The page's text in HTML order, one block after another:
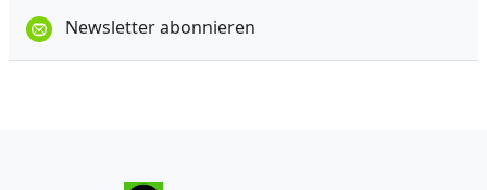
Newsletter abonnieren